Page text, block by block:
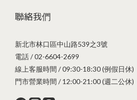
聯絡我們
新北市林口區中山路539之3號
電話 / 02-6604-2699
線上客服時間 / 09:30-18:30 (例假日休)
門市營業時間 / 12:00-21:00 (週二公休)